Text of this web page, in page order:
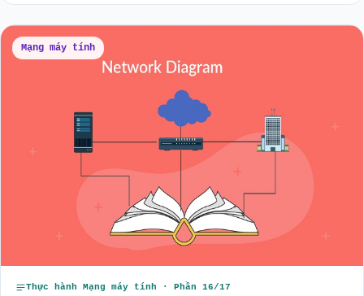
Mạng máy tính
Thực hành Mạng máy tính · Phần 16/17